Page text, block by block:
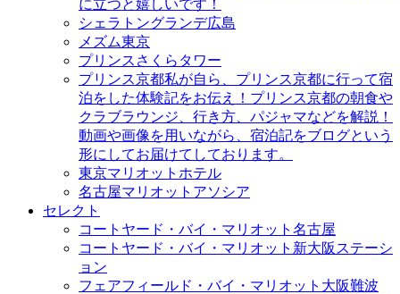
に立つと嬉しいです！
シェラトングランデ広島
メズム東京
プリンスさくらタワー
プリンス京都私が自ら、プリンス京都に行って宿
泊をした体験記をお伝え！プリンス京都の朝食や
クラブラウンジ、行き方、パジャマなどを解説！
動画や画像を用いながら、宿泊記をブログという
形にしてお届けてしております。
東京マリオットホテル
名古屋マリオットアソシア
セレクト
コートヤード・バイ・マリオット名古屋
コートヤード・バイ・マリオット新大阪ステーシ
ョン
フェアフィールド・バイ・マリオット大阪難波